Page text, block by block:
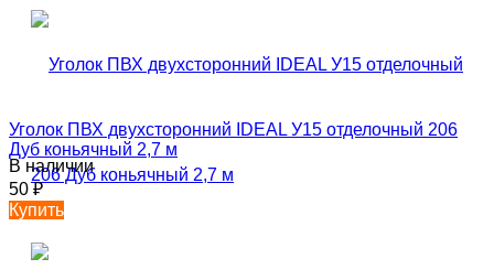
Уголок ПВХ двухсторонний IDEAL У15 отделочный 206
Дуб коньячный 2,7 м
В наличии
50₽
Купить